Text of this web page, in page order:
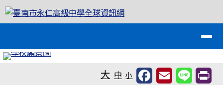
跳至主內容區
臺南市永仁高級中學全球資訊網
大 中 小